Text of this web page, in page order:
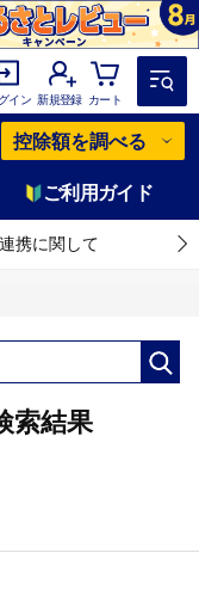
イン 新規登録 カート
控除額を調べる
ご利用ガイド
携に関して
索結果